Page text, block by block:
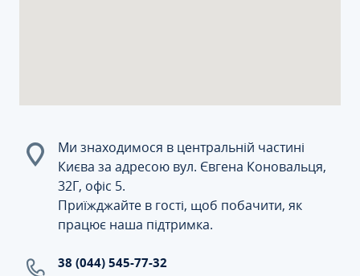
Ми знаходимося в центральній частині
Києва за адресою вул. Євгена Коновальця,
32Г, офіс 5.
Приїжджайте в гості, щоб побачити, як
працює наша підтримка.
38 (044) 545-77-32